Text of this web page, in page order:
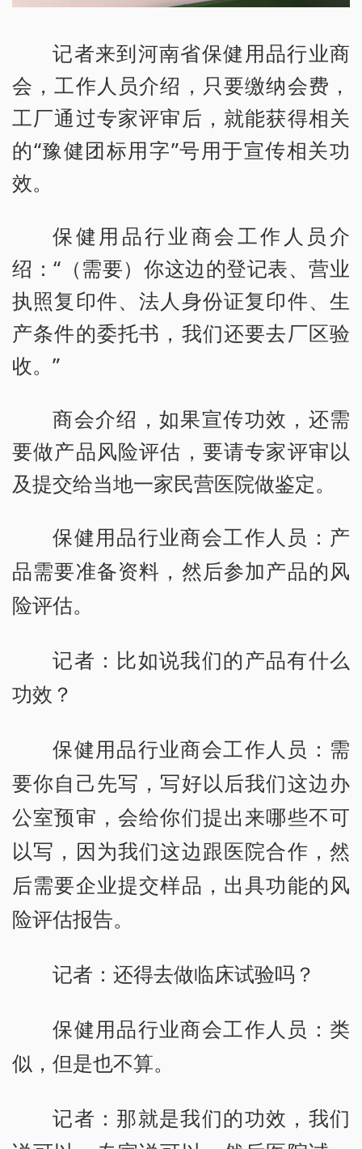
记者来到河南省保健用品行业商
会，工作人员介绍，只要缴纳会费，
工厂通过专家评审后，就能获得相关
的“豫健团标用字”号用于宣传相关功
效。
保健用品行业商会工作人员介
绍：“（需要）你这边的登记表、营业
执照复印件、法人身份证复印件、生
产条件的委托书，我们还要去厂区验
收。”
商会介绍，如果宣传功效，还需
要做产品风险评估，要请专家评审以
及提交给当地一家民营医院做鉴定。
保健用品行业商会工作人员：产
品需要准备资料，然后参加产品的风
险评估。
记者：比如说我们的产品有什么
功效？
保健用品行业商会工作人员：需
要你自己先写，写好以后我们这边办
公室预审，会给你们提出来哪些不可
以写，因为我们这边跟医院合作，然
后需要企业提交样品，出具功能的风
险评估报告。
记者：还得去做临床试验吗？
保健用品行业商会工作人员：类
似，但是也不算。
记者：那就是我们的功效，我们